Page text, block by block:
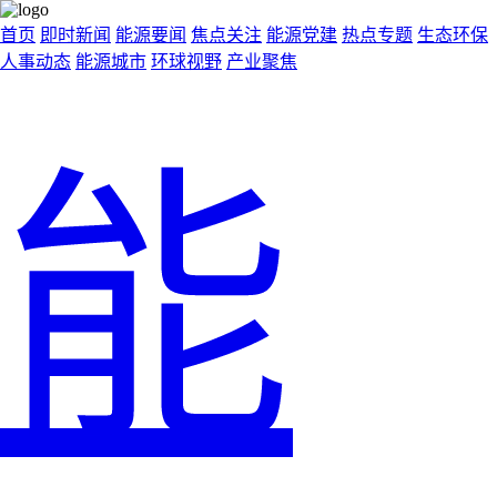
首页 即时新闻 能源要闻 焦点关注 能源党建 热点专题 生态环保
人事动态 能源城市 环球视野 产业聚焦
能